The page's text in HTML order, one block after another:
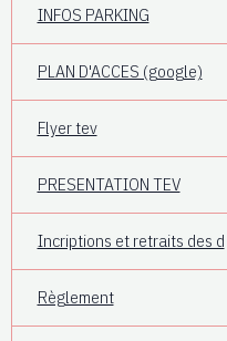
INFOS PARKING
PLAN D'ACCES (google)
Flyer tev
PRESENTATION TEV
Incriptions et retraits des d
Règlement